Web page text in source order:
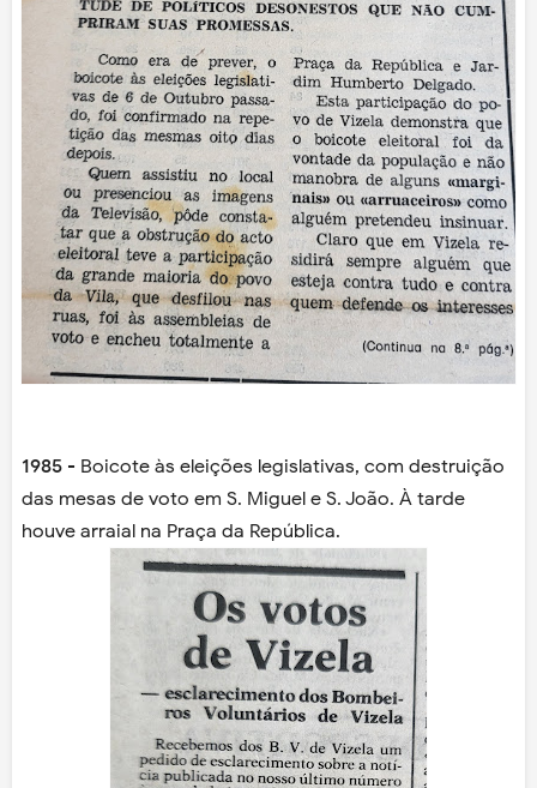
1985 - Boicote às eleições legislativas, com destruição
das mesas de voto em S. Miguel e S. João. À tarde
houve arraial na Praça da República.